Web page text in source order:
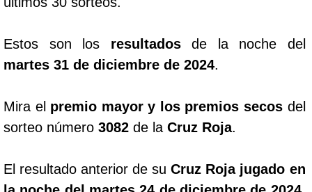
Estos son los resultadosde la noche del
martes 31 de diciembre de 2024.
Mira el premio mayor y los premios secosdel
sorteo número 3082 de la Cruz Roja.
El resultado anterior de suCruz Roja jugado en